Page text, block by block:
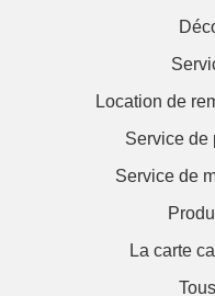
Location de
Service de
Service de
La carte